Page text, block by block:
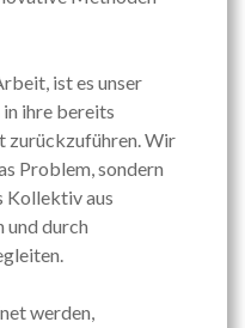
ist es unser
in ihre bereits
zurückzuführen. Wir
Problem, sondern
Kollektiv aus
und durch
werden,